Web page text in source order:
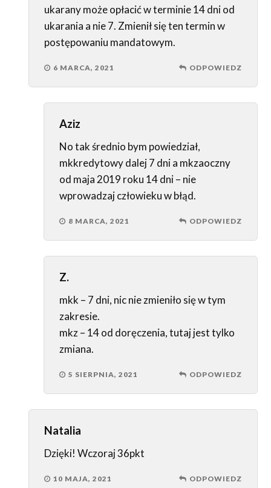
ukarany może opłacić w terminie 14 dni od
ukarania a nie 7. Zmienił się ten termin w
postępowaniu mandatowym.
6 MARCA, 2021 ODPOWIEDZ
Aziz
No tak średnio bym powiedział,
mkkredytowy dalej 7 dni a mkzaoczny
od maja 2019 roku 14 dni – nie
wprowadzaj człowieku w błąd.
8 MARCA, 2021 ODPOWIEDZ
Z.
mkk – 7 dni, nic nie zmieniło się w tym
zakresie.
mkz – 14 od doręczenia, tutaj jest tylko
zmiana.
5 SIERPNIA, 2021 ODPOWIEDZ
Natalia
Dzięki! Wczoraj 36pkt
10 MAJA, 2021 ODPOWIEDZ